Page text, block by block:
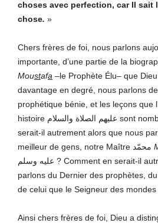
choses avec perfection, car Il sait
chose. »
Chers frères de foi, nous parlons
Moustafa –le Prophète Élu– que Dieu
davantage en degré, nous parlons de
prophétique bénie, et les leçons que
histoire عليهم الصلاة والسلام sont nombreuses. Comment en
serait-il autrement alors que nous
عليه وسلم ? Comment en serait-il autrement alors que nous
parlons du Dernier des prophètes,
de celui que le Seigneur des mondes